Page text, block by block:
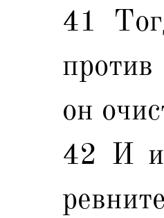
41
он
42 И